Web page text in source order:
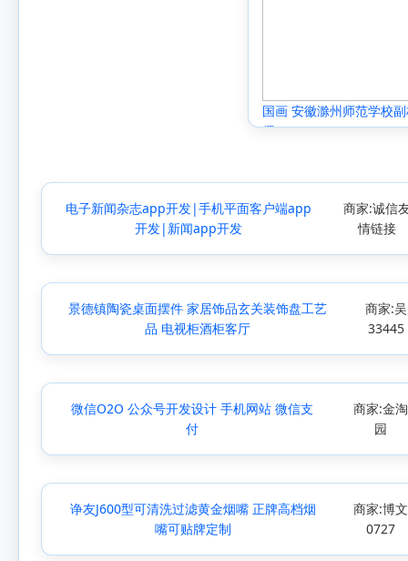
国画 安徽滁州师范学校
儒
电子新闻杂志app开发|手机平面客户端app
开发|新闻app开发
商家:诚信
情链接
景德镇陶瓷桌面摆件 家居饰品玄关装饰盘工艺
品 电视柜酒柜客厅
商家:吴
33445
微信O2O 公众号开发设计 手机网站 微信支
付
商家:金淘
园
诤友J600型可清洗过滤黄金烟嘴 正牌高档烟
嘴可贴牌定制
商家:博文
0727